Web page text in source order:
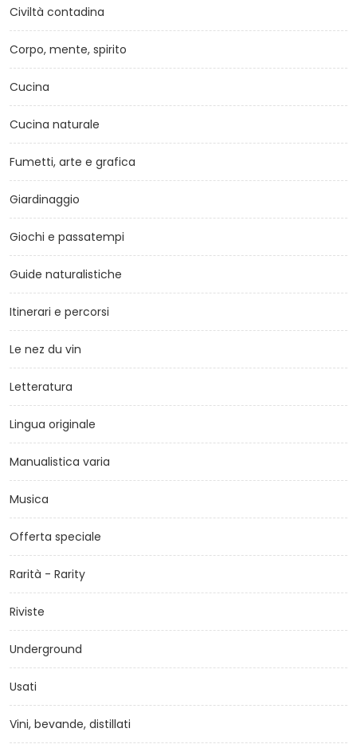
Civiltà contadina
Corpo, mente, spirito
Cucina
Cucina naturale
Fumetti, arte e grafica
Giardinaggio
Giochi e passatempi
Guide naturalistiche
Itinerari e percorsi
Le nez du vin
Letteratura
Lingua originale
Manualistica varia
Musica
Offerta speciale
Rarità - Rarity
Riviste
Underground
Usati
Vini, bevande, distillati